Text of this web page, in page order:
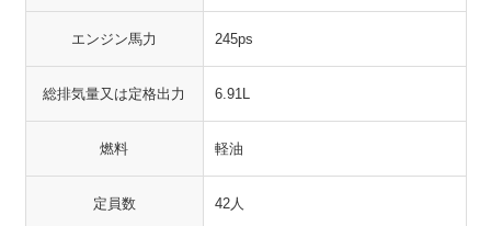
エンジン馬力 245ps
総排気量又は定格出力 6.91L
燃料 軽油
定員数 42人